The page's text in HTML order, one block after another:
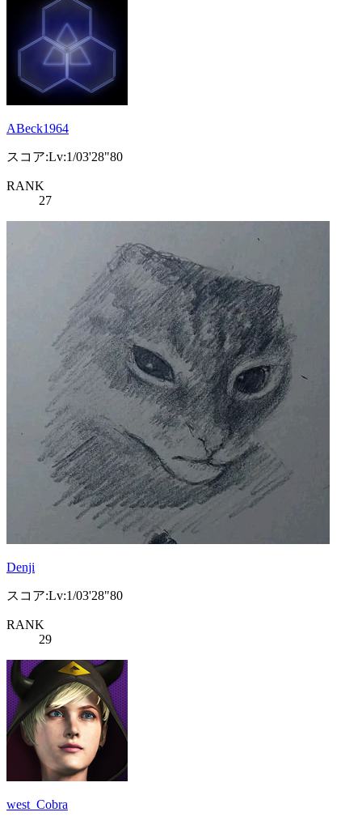
ABeck1964
スコア:Lv:1/03'28"80
RANK
27
Denji
スコア:Lv:1/03'28"80
RANK
29
west_Cobra